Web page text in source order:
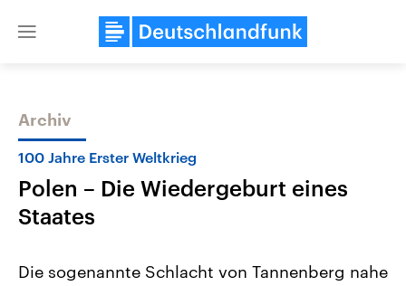
Close
Themen
Archiv
100 Jahre Erster Weltkrieg
Polen – Die Wiedergeburt eines
Staates
Die sogenannte Schlacht von Tannenberg nahe